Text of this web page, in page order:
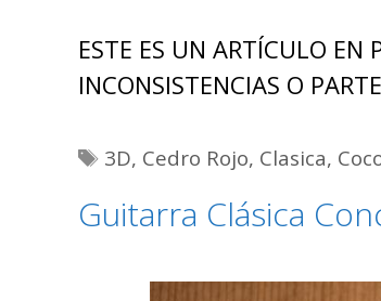
ESTE ES UN ARTÍCULO EN
INCONSISTENCIAS O
Etiquetas
3D, Cedro Rojo, Clasica,
Guitarra Clásica